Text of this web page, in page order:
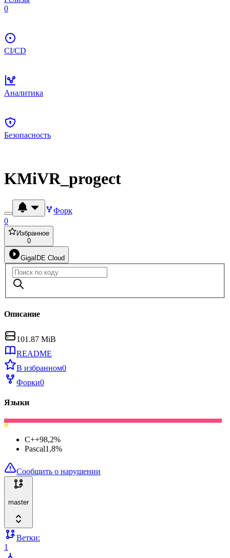
0
CI/CD
Аналитика
Безопасность
KMiVR_progect
Форк
0
Избранное
0
GigaIDE Cloud
Описание
101.87 MiB
README
В избранном0
Форки0
Языки
C++98,2%
Pascal1,8%
Сообщить о нарушении
master
Ветки:
1